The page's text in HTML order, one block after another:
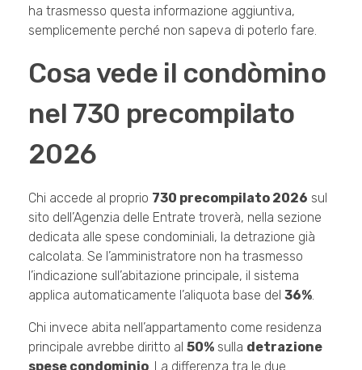
ha trasmesso questa informazione aggiuntiva,
semplicemente perché non sapeva di poterlo fare.
Cosa vede il condòmino
nel 730 precompilato
2026
Chi accede al proprio 730 precompilato 2026 sul
sito dell’Agenzia delle Entrate troverà, nella sezione
dedicata alle spese condominiali, la detrazione già
calcolata. Se l’amministratore non ha trasmesso
l’indicazione sull’abitazione principale, il sistema
applica automaticamente l’aliquota base del 36%
Chi invece abita nell’appartamento come residenza
principale avrebbe diritto al 50% sulla detrazione
spese condominio . La differenza tra le due